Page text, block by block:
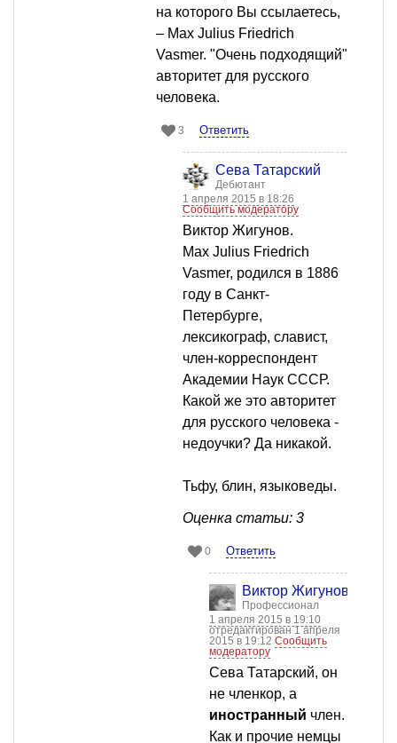
на которого Вы ссылаетесь,
– Max Julius Friedrich
Vasmer. "Очень подходящий"
авторитет для русского
человека.
3 Ответить
Сева Татарский
Дебютант
1 апреля 2015 в 18:26
Сообщить модератору
Виктор Жигунов.
Max Julius Friedrich
Vasmer, родился в 1886
году в Санкт-
Петербурге,
лексикограф, славист,
член-корреспондент
Академии Наук СССР.
Какой же это авторитет
для русского человека -
недоучки? Да никакой.
Тьфу, блин, языковеды.
Оценка статьи: 3
0 Ответить
Виктор Жигунов
Профессионал
1 апреля 2015 в 19:10
отредактирован 1 апреля
2015 в 19:12 Сообщить
модератору
Сева Татарский, он
не членкор, а
иностранный член.
Как и прочие немцы